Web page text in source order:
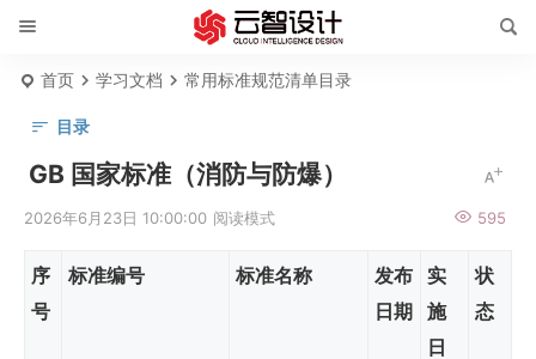
国
家
首页 学习文档 常用标准规范清单目录
目录
GB 国家标准（消防与防爆）
2026年6月23日 10:00:00 595
阅读模式
序
号
标准编号 标准名称
发布
日期
实
施
日
状
态